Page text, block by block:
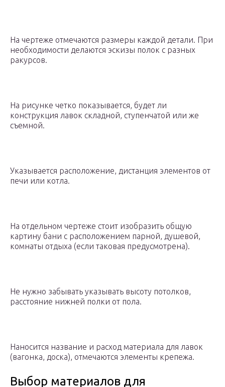
На чертеже отмечаются размеры каждой детали. При
необходимости делаются эскизы полок с разных
ракурсов.
На рисунке четко показывается, будет ли
конструкция лавок складной, ступенчатой или же
съемной.
Указывается расположение, дистанция элементов от
печи или котла.
На отдельном чертеже стоит изобразить общую
картину бани с расположением парной, душевой,
комнаты отдыха (если таковая предусмотрена).
Не нужно забывать указывать высоту потолков,
расстояние нижней полки от пола.
Наносится название и расход материала для лавок
(вагонка, доска), отмечаются элементы крепежа.
Выбор материалов для